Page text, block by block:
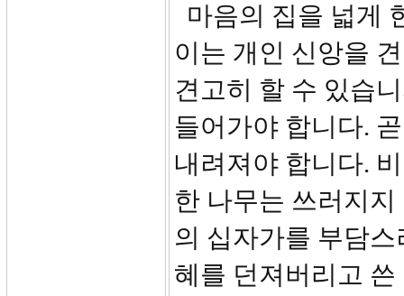
마음의 집을 넓게
이는 개인 신앙을
견고히 할 수 있습
들어가야 합니다.
내려져야 합니다.
한 나무는 쓰러지
의 십자가를 부담
혜를 던져버리고